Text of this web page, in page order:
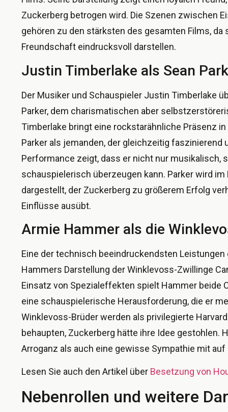
Zuckerberg betrogen wird. Die Szenen zwischen
gehören zu den stärksten des gesamten Films, da
Freundschaft eindrucksvoll darstellen.
Justin Timberlake als Sean
Der Musiker und Schauspieler Justin Timberlake
Parker, dem charismatischen aber
Timberlake bringt eine rockstarähnliche Präsenz
Parker als jemanden, der gleichzeitig faszinierend
Performance zeigt, dass er nicht nur musikalisch,
schauspielerisch überzeugen kann. Parker wird im
dargestellt, der Zuckerberg zu größerem Erfolg
Einflüsse ausübt.
Armie Hammer als die
Eine der technisch beeindruckendsten
Hammers Darstellung der Winklevoss-Zwillinge
Einsatz von Spezialeffekten spielt Hammer beide
eine schauspielerische Herausforderung, die er
Winklevoss-Brüder werden als privilegierte
behaupten, Zuckerberg hätte ihre Idee gestohlen.
Arroganz als auch eine gewisse Sympathie mit auf
Lesen Sie auch den Artikel über Besetzung von
Nebenrollen und weitere